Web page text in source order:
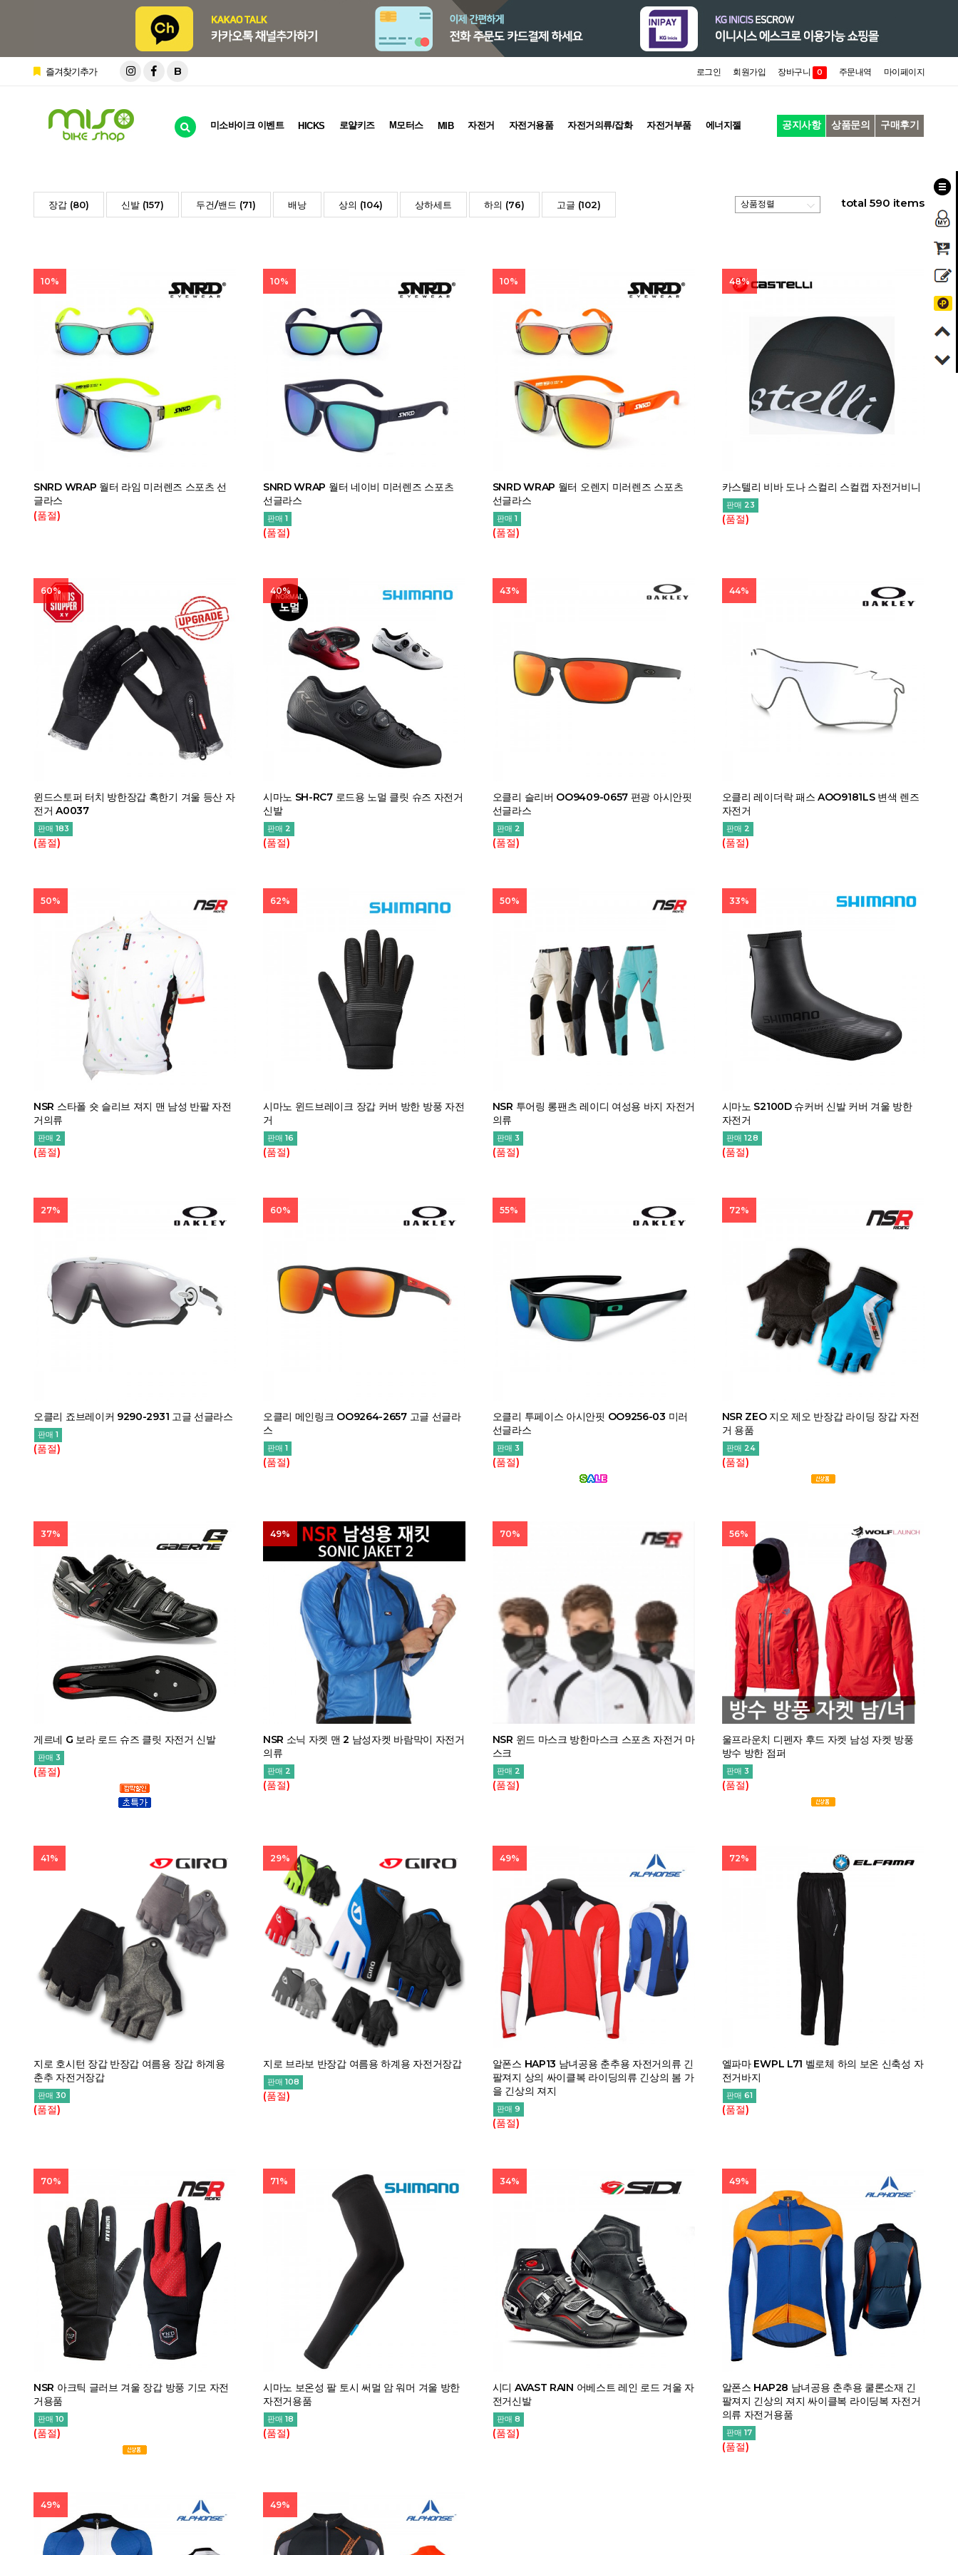
즐겨찾기추가 B 로그인 회원가입 장바구니 0 주문내역 마이페이지
미소바이크 이벤트 HICKS 로얄키즈 M모터스 MIB 자전거 자전거용품 자전거의류/잡화 자전거부품 에너지젤 공지사항 상품문의 구매후기
장갑 (80) 신발 (157) 두건/밴드 (71) 배낭 상의 (104) 상하세트 하의 (76) 고글 (102) total 590 items
SNRD WRAP 월터 라임 미러렌즈 스포츠 선
글라스
10%
(품절)
SNRD WRAP 월터 네이비 미러렌즈 스포츠
선글라스
판매 1
10%
(품절)
SNRD WRAP 월터 오렌지 미러렌즈 스포츠
선글라스
판매 1
10%
(품절)
카스텔리 비바 도나 스컬리 스컬캡 자전거비니
판매 23
48%
(품절)
윈드스토퍼 터치 방한장갑 혹한기 겨울 등산 자
전거 A0037
판매 183
60%
(품절)
시마노 SH-RC7 로드용 노멀 클릿 슈즈 자전거
신발
판매 2
40%
(품절)
오클리 슬리버 OO9409-0657 편광 아시안핏
선글라스
판매 2
43%
(품절)
오클리 레이더락 패스 AOO9181LS 변색 렌즈
자전거
판매 2
44%
(품절)
NSR 스타폴 숏 슬리브 져지 맨 남성 반팔 자전
거의류
판매 2
50%
(품절)
시마노 윈드브레이크 장갑 커버 방한 방풍 자전
거
판매 16
62%
(품절)
NSR 투어링 롱팬츠 레이디 여성용 바지 자전거
의류
판매 3
50%
(품절)
시마노 S2100D 슈커버 신발 커버 겨울 방한
자전거
판매 128
33%
(품절)
오클리 죠브레이커 9290-2931 고글 선글라스
판매 1
27%
(품절)
오클리 메인링크 OO9264-2657 고글 선글라
스
판매 1
60%
(품절)
오클리 투페이스 아시안핏 OO9256-03 미러
선글라스
판매 3
55%
(품절)
NSR ZEO 지오 제오 반장갑 라이딩 장갑 자전
거 용품
판매 24
72%
(품절)
게르네 G 보라 로드 슈즈 클릿 자전거 신발
판매 3
37%
(품절)
NSR 소닉 자켓 맨 2 남성자켓 바람막이 자전거
의류
판매 2
49%
(품절)
NSR 윈드 마스크 방한마스크 스포츠 자전거 마
스크
판매 2
70%
(품절)
울프라운치 디펜자 후드 자켓 남성 자켓 방풍
방수 방한 점퍼
판매 3
56%
(품절)
지로 호시턴 장갑 반장갑 여름용 장갑 하계용
춘추 자전거장갑
판매 30
41%
(품절)
지로 브라보 반장갑 여름용 하계용 자전거장갑
판매 108
29%
(품절)
알폰스 HAP13 남녀공용 춘추용 자전거의류 긴
팔져지 상의 싸이클복 라이딩의류 긴상의 봄 가
을 긴상의 져지
판매 9
49%
(품절)
엘파마 EWPL L71 벨로체 하의 보온 신축성 자
전거바지
판매 61
72%
(품절)
NSR 아크틱 글러브 겨울 장갑 방풍 기모 자전
거용품
판매 10
70%
(품절)
시마노 보온성 팔 토시 써멀 암 워머 겨울 방한
자전거용품
판매 18
71%
(품절)
시디 AVAST RAIN 어베스트 레인 로드 겨울 자
전거신발
판매 8
34%
(품절)
알폰스 HAP28 남녀공용 춘추용 쿨론소재 긴
팔져지 긴상의 져지 싸이클복 라이딩복 자전거
의류 자전거용품
판매 17
49%
(품절)
49% 49%